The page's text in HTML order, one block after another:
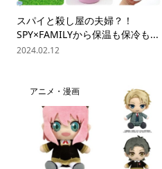
スパイと殺し屋の夫婦？！
SPY×FAMILYから保温も保冷も...
2024.02.12
アニメ・漫画